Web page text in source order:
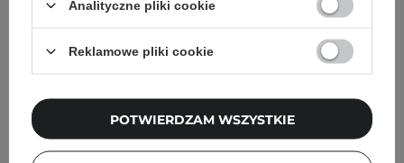
Analityczne pliki cookie
Reklamowe pliki cookie
POTWIERDZAM WSZYSTKIE